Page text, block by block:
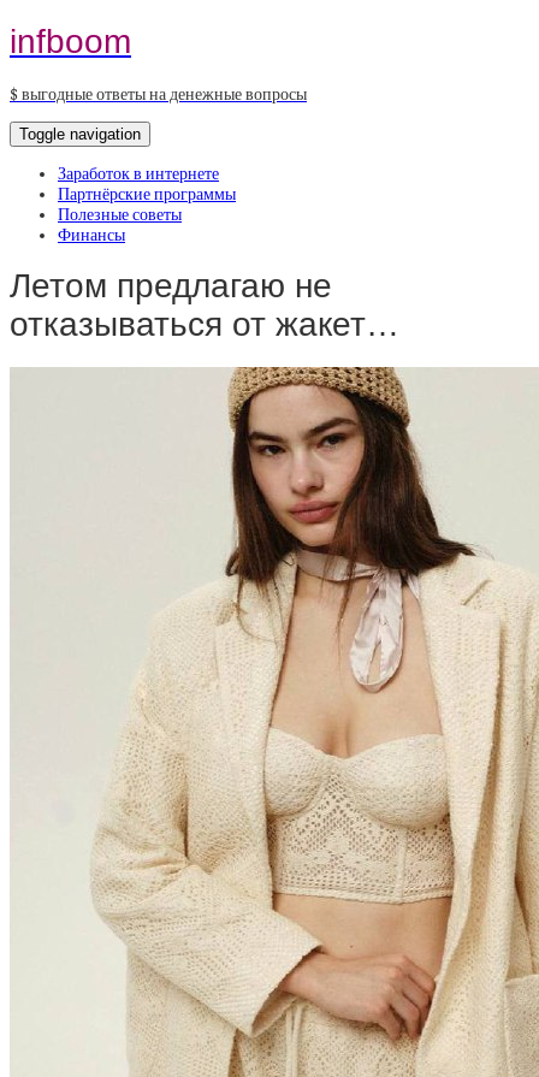
infboom
$ выгодные ответы на денежные вопросы
Toggle navigation
Заработок в интернете
Партнёрские программы
Полезные советы
Финансы
Летом предлагаю не
отказываться от жакет…